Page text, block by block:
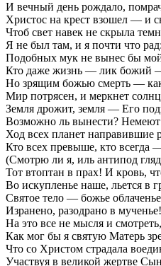
И вечный день рождало,
Христос на крест взошел — и
Чтоб свет навек не скрыла
Я не был там, и я почти что рад:
Подобных мук не вынес бы мой
Кто даже жизнь — лик божий
Но зрящим божью смерть —
Мир потрясен, и меркнет
Земля дрожит, земля — Его
Возможно ль вынести?
Ход всех планет направившие
Кто всех превыше, кто всегда
(Смотрю ли я, иль антипод
Тот втоптан в прах! И кровь,
Во искупленье наше, льется в
Святое тело — божье
Изранено, разодрано в
На это все не мысля и смотреть,
Как мог бы я святую Матерь
Что со Христом страдала
Участвуя в великой жертве